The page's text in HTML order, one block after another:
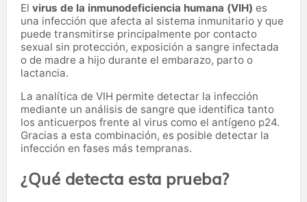
El virus de la inmunodeficiencia humana (VIH) es
una infección que afecta al sistema inmunitario y que
puede transmitirse principalmente por contacto
sexual sin protección, exposición a sangre infectada
o de madre a hijo durante el embarazo, parto o
lactancia.
La analítica de VIH permite detectar la infección
mediante un análisis de sangre que identifica tanto
los anticuerpos frente al virus como el antígeno p24.
Gracias a esta combinación, es posible detectar la
infección en fases más tempranas.
¿Qué detecta esta prueba?